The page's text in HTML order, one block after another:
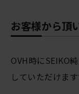
お客様から頂
OVH時にSEIKO
していただけま